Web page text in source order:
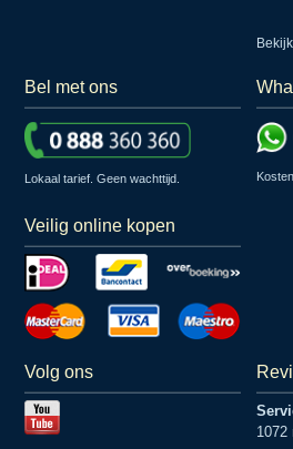
Bel met ons
Lokaal tarief. Geen wachttijd.
Veilig online kopen
Volg ons
1072